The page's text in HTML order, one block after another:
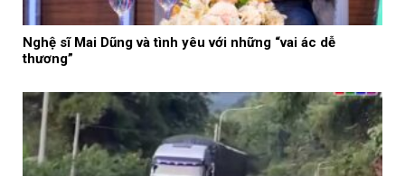
Nghệ sĩ Mai Dũng và tình yêu với những “vai ác dễ
thương”